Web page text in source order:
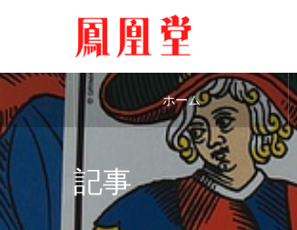
ホーム
記事